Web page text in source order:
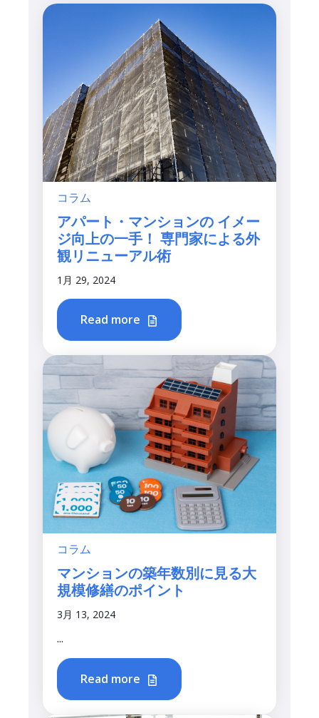
コラム
アパート・マンションの イメー
ジ向上の一手！ 専門家による外
観リニューアル術
1月 29, 2024
Read more
コラム
マンションの築年数別に見る大
規模修繕のポイント
3月 13, 2024
...
Read more